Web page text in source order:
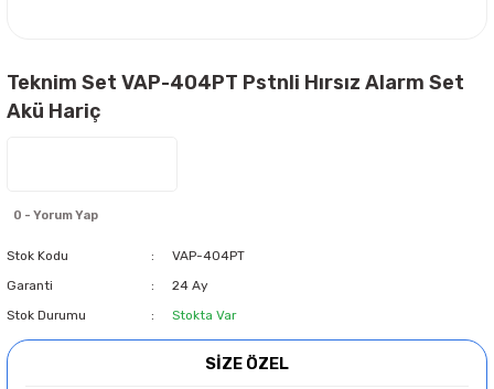
Teknim Set VAP-404PT Pstnli Hırsız Alarm Set
Akü Hariç
0 - Yorum Yap
Stok Kodu
VAP-404PT
Garanti
24 Ay
Stok Durumu
Stokta Var
SİZE ÖZEL